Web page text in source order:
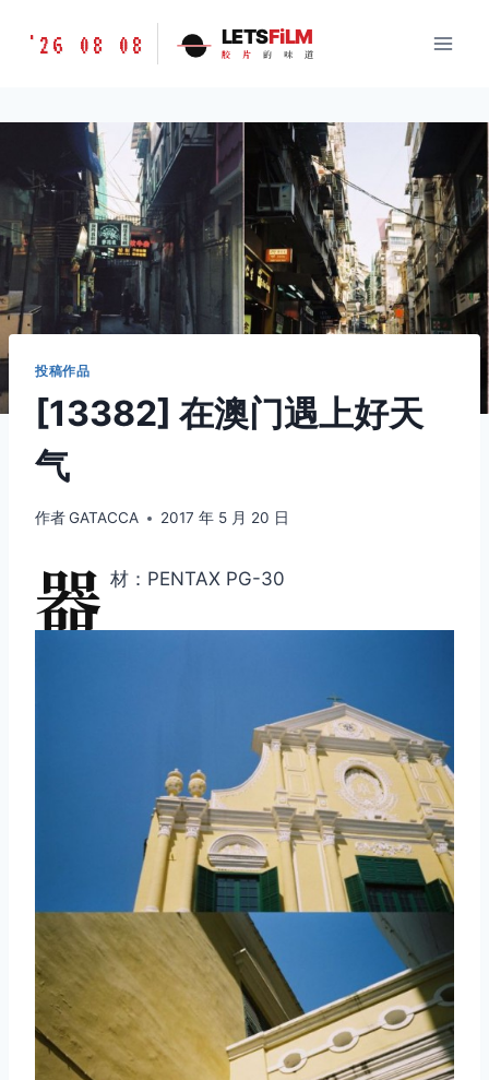
胶
味
LETSFILM
'26 08 08 LETSFiLM
胶 片 的 味 道
投稿作品
[13382] 在澳门遇上好天
气
作者GATACCA 2017 年 5 月 20 日
器 材：PENTAX PG-30